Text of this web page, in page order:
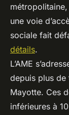
métropolitaine,
une voie
sociale fait
détails.
L’AME
depuis plus
Mayotte. Ces
inférieures à